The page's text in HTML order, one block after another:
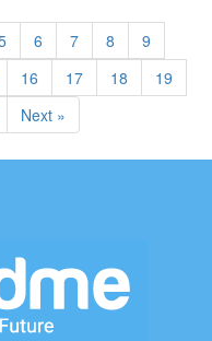
6 7 8
9
16 17 18
19
Next »